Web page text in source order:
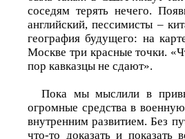
соседям терять нечего.
английский, пессимисты –
география будущего: на
Москве три красные точки.
пор кавказцы не сдают».
Пока мы мыслили в
огромные средства в
внутренним развитием. Без
что-то доказать и показать